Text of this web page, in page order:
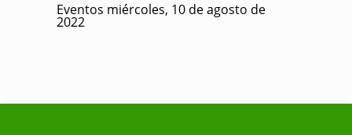
Eventos miércoles, 10 de agosto de
2022